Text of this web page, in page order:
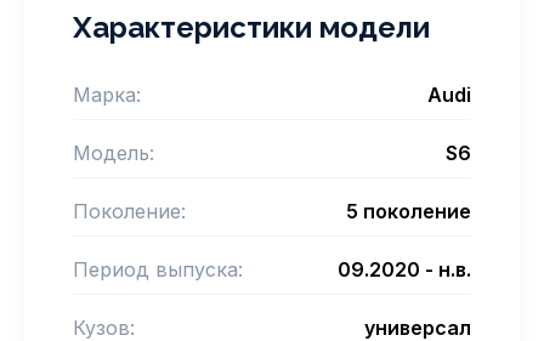
Характеристики модели
Марка: Audi
Модель: S6
Поколение: 5 поколение
Период выпуска: 09.2020 - н.в.
Кузов: универсал